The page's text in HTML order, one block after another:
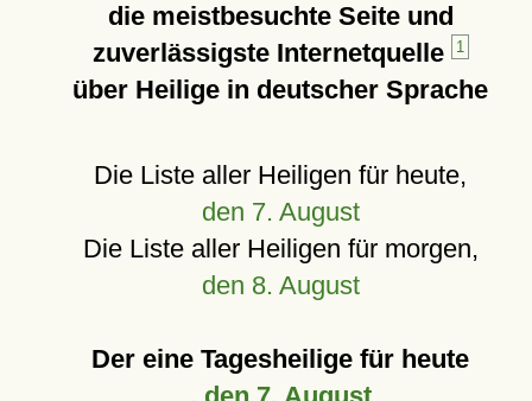
die meistbesuchte Seite und
zuverlässigste Internetquelle
1
über Heilige in deutscher Sprache
Die Liste aller Heiligen für heute,
den 7. August
Die Liste aller Heiligen für morgen,
den 8. August
Der eine Tagesheilige für heute